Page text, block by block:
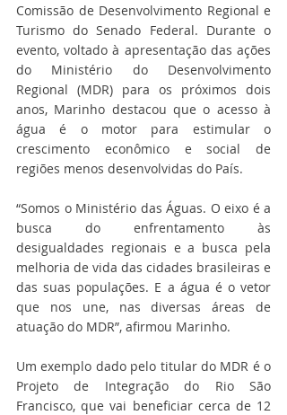
Comissão de Desenvolvimento Regional e
Turismo do Senado Federal. Durante o
evento, voltado à apresentação das ações
do Ministério do Desenvolvimento
Regional (MDR) para os próximos dois
anos, Marinho destacou que o acesso à
água é o motor para estimular o
crescimento econômico e social de
regiões menos desenvolvidas do País.
“Somos o Ministério das Águas. O eixo é a
busca do enfrentamento às
desigualdades regionais e a busca pela
melhoria de vida das cidades brasileiras e
das suas populações. E a água é o vetor
que nos une, nas diversas áreas de
atuação do MDR”, afirmou Marinho.
Um exemplo dado pelo titular do MDR é o
Projeto de Integração do Rio São
Francisco, que vai beneficiar cerca de 12